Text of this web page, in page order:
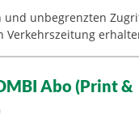
und unbegrenzten
Verkehrszeitung
Abo (Print &